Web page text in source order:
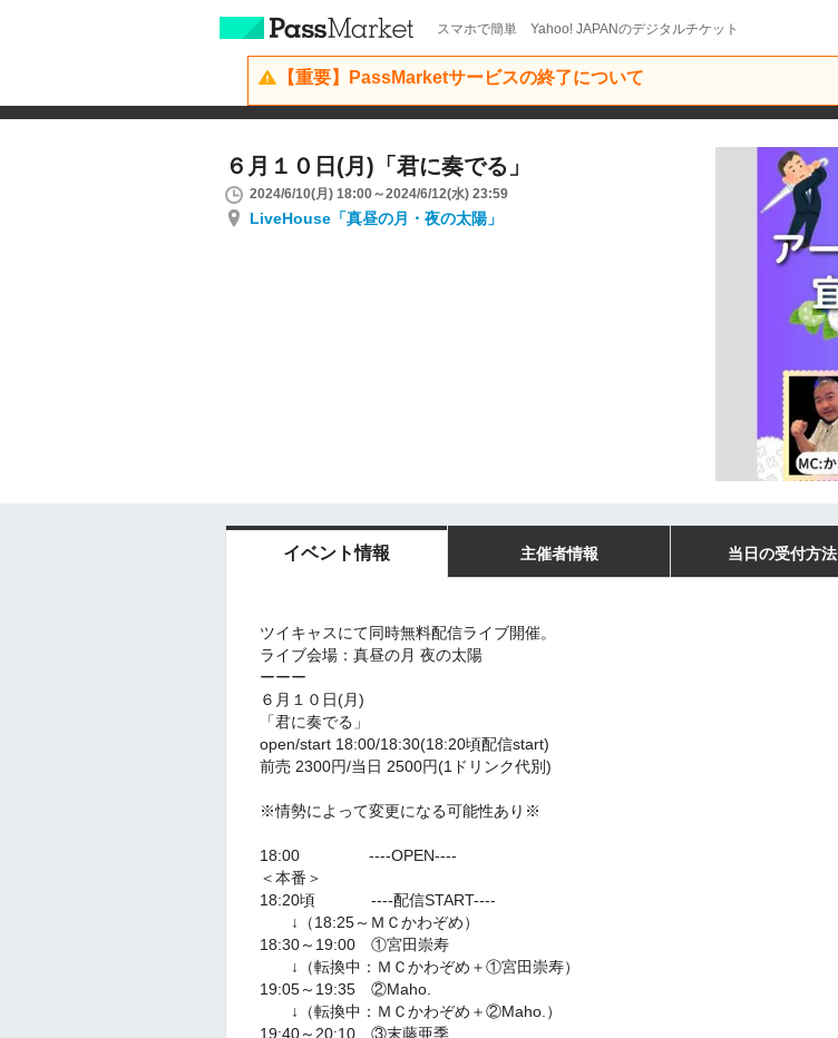
スマホで簡単 Yahoo! JAPANのデジタルチケット
【重要】PassMarketサービスの終了について
６月１０日(月)「君に奏でる」
2024/6/10(月) 18:00～2024/6/12(水) 23:59
LiveHouse「真昼の月・夜の太陽」
イベント情報 主催者情報 当日の受付方法
ツイキャスにて同時無料配信ライブ開催。
ライブ会場：真昼の月 夜の太陽
ーーー
６月１０日(月)
「君に奏でる」
open/start 18:00/18:30(18:20頃配信start)
前売 2300円/当日 2500円(1ドリンク代別)
※情勢によって変更になる可能性あり※
18:00 ----OPEN----
＜本番＞
18:20頃 ----配信START----
↓（18:25～ＭＣかわぞめ）
18:30～19:00 ①宮田崇寿
↓（転換中：ＭＣかわぞめ＋①宮田崇寿）
19:05～19:35 ②Maho.
↓（転換中：ＭＣかわぞめ＋②Maho.）
19:40～20:10 ③末藤亜季